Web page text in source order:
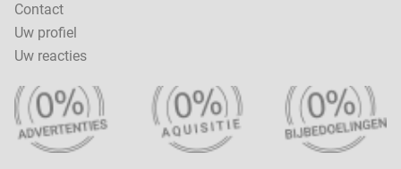
Contact
Uw profiel
Uw reacties